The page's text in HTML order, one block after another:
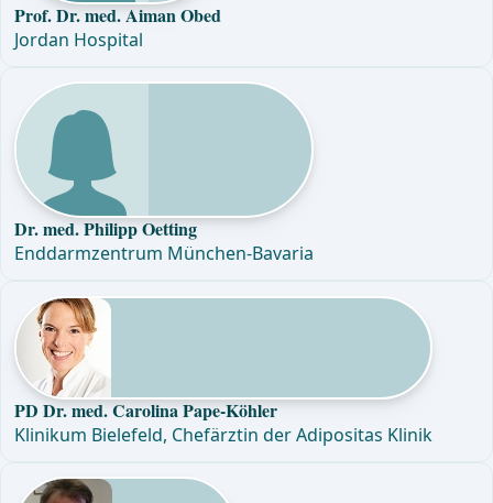
Prof. Dr. med. Aiman Obed
Jordan Hospital
Dr. med. Philipp Oetting
Enddarmzentrum München-Bavaria
PD Dr. med. Carolina Pape-Köhler
Klinikum Bielefeld, Chefärztin der Adipositas Klinik